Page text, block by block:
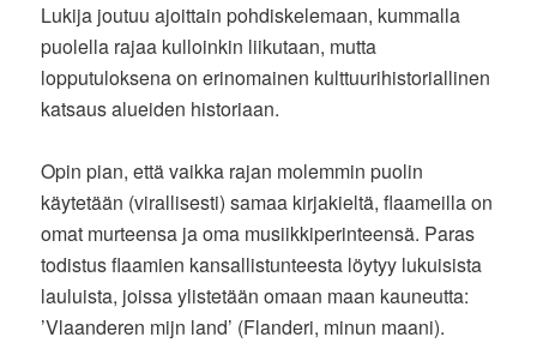
Lukija joutuu ajoittain pohdiskelemaan, kummalla
puolella rajaa kulloinkin liikutaan, mutta
lopputuloksena on erinomainen kulttuurihistoriallinen
katsaus alueiden historiaan.
Opin pian, että vaikka rajan molemmin puolin
käytetään (virallisesti) samaa kirjakieltä, flaameilla on
omat murteensa ja oma musiikkiperinteensä. Paras
todistus flaamien kansallistunteesta löytyy lukuisista
lauluista, joissa ylistetään omaan maan kauneutta:
’Vlaanderen mijn land’ (Flanderi, minun maani).